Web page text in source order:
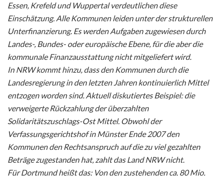
Essen, Krefeld und Wuppertal verdeutlichen diese
Einschätzung. Alle Kommunen leiden unter der strukturellen
Unterfinanzierung. Es werden Aufgaben zugewiesen durch
Landes-, Bundes- oder europäische Ebene, für die aber die
kommunale Finanzausstattung nicht mitgeliefert wird.
In NRW kommt hinzu, dass den Kommunen durch die
Landesregierung in den letzten Jahren kontinuierlich Mittel
entzogen worden sind. Aktuell diskutiertes Beispiel: die
verweigerte Rückzahlung der überzahlten
Solidaritätszuschlags-Ost Mittel. Obwohl der
Verfassungsgerichtshof in Münster Ende 2007 den
Kommunen den Rechtsanspruch auf die zu viel gezahlten
Beträge zugestanden hat, zahlt das Land NRW nicht.
Für Dortmund heißt das: Von den zustehenden ca. 80 Mio.